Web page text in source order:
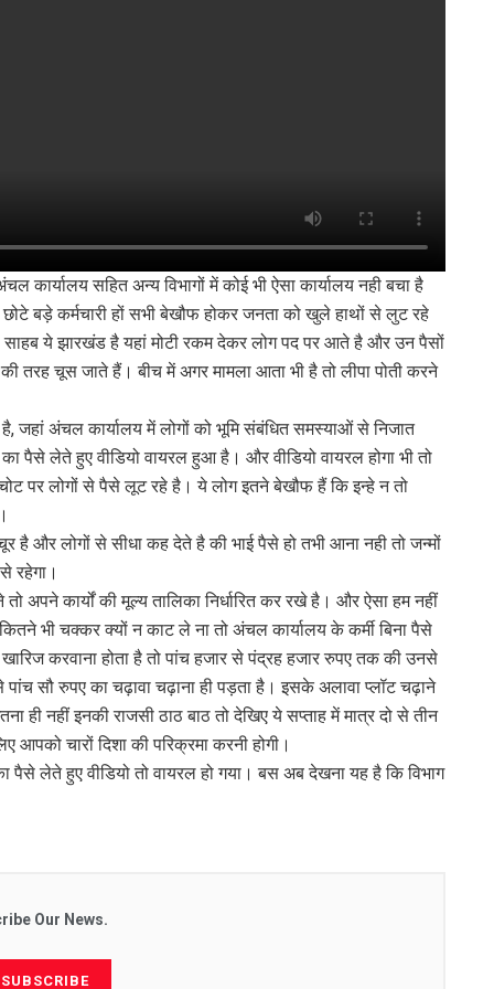
कार्यालय सहित अन्य विभागों में कोई भी ऐसा कार्यालय नही बचा है
छोटे बड़े कर्मचारी हों सभी बेखौफ होकर जनता को खुले हाथों से लुट रहे
साहब ये झारखंड है यहां मोटी रकम देकर लोग पद पर आते है और उन पैसों
चूस जाते हैं। बीच में अगर मामला आता भी है तो लीपा पोती करने
जहां अंचल कार्यालय में लोगों को भूमि संबंधित समस्याओं से निजात
पैसे लेते हुए वीडियो वायरल हुआ है। और वीडियो वायरल होगा भी तो
पर लोगों से पैसे लूट रहे है। ये लोग इतने बेखौफ हैं कि इन्हे न तो
और लोगों से सीधा कह देते है की भाई पैसे हो तभी आना नही तो जन्मों
रहेगा।
अपने कार्यों की मूल्य तालिका निर्धारित कर रखे है। और ऐसा हम नहीं
भी चक्कर क्यों न काट ले ना तो अंचल कार्यालय के कर्मी बिना पैसे
करवाना होता है तो पांच हजार से पंद्रह हजार रुपए तक की उनसे
सौ रुपए का चढ़ावा चढ़ाना ही पड़ता है। इसके अलावा प्लॉट चढ़ाने
ही नहीं इनकी राजसी ठाठ बाठ तो देखिए ये सप्ताह में मात्र दो से तीन
चारों दिशा की परिक्रमा करनी होगी।
पैसे लेते हुए वीडियो तो वायरल हो गया। बस अब देखना यह है कि विभाग
Our News.
SUBSCRIBE